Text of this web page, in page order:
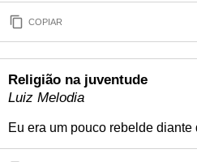
COPIAR
Religião na juventude
Luiz Melodia
Eu era um pouco rebelde